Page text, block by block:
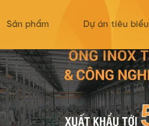
Sản phẩm Dự án tiêu biểu